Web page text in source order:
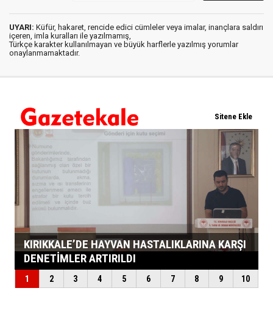
UYARI: Küfür, hakaret, rencide edici cümleler veya imalar, inançlara saldırı
içeren, imla kuralları ile yazılmamış,
Türkçe karakter kullanılmayan ve büyük harflerle yazılmış yorumlar
onaylanmamaktadır.